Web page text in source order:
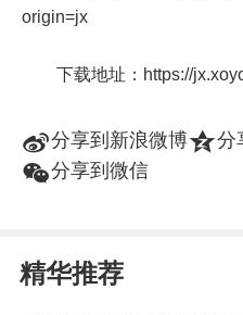
origin=jx
下载地址：https://
t分享到新浪微博z分
w分享到微信
精华推荐